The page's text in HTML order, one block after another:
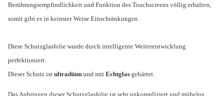
Berührungsempfindlichkeit und Funktion des Touchscreens völlig erhalten,
somit gibt es in keinster Weise Einschränkungen.
Diese Schutzglasfolie wurde durch intelligente Weiterentwicklung
perfektioniert.
Dieser Schutz ist ultradünn und mit Echtglas gehärtet.
Das Anbringen dieser Schutzglasfolie ist sehr unkompliziert und mühelos.